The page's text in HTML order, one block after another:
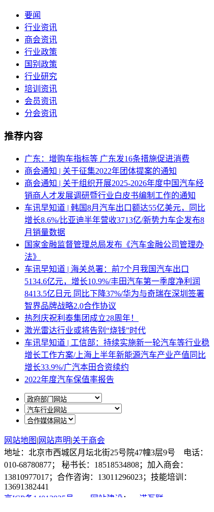
要闻
行业资讯
商会资讯
行业政策
国别政策
行业研究
培训资讯
会员资讯
分会资讯
推荐内容
广东：增购车指标等 广东发16条措施促进消费
商会通知 | 关于征集2022年团体提案的通知
商会通知 | 关于组织开展2025-2026年度中国汽车经
销商人才发展调研暨行业白皮书编制工作的通知
车讯早知道 | 韩国8月汽车出口额达55亿美元，同比
增长8.6%/比亚迪半年营收3713亿/新势力车企发布8
月销量数据
国家金融监督管理总局发布《汽车金融公司管理办
法》
车讯早知道 | 海关总署：前7个月我国汽车出口
5134.6亿元，增长10.9%/丰田汽车第一季度净利润
8413.5亿日元 同比下降37%/华为与奇瑞在深圳签署
智界品牌战略2.0合作协议
热烈庆祝利泰集团成立28周年！
激光雷达行业或将告别“烧钱”时代
车讯早知道 | 工信部：持续实施新一轮汽车等行业稳
增长工作方案/上海上半年新能源汽车产业产值同比
增长33.9%/广汽本田合资续约
2022年度汽车保值率报告
网站地图 | 网站声明|关于商会
地址：北京市西城区月坛北街25号院47幢3层9号 电话：
010-68780877； 秘书长：18518534808；加入商会：
13810977017；合作咨询：13011296023；技能培训：
13691382441
京ICP备14012925号
网站建设： 一诺互联